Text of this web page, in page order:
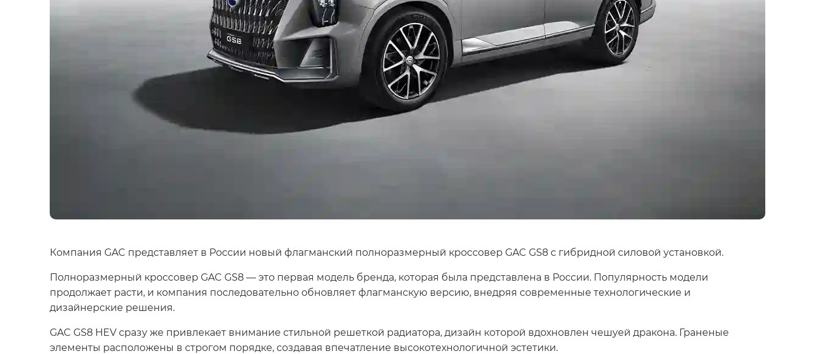
Компания GAC представляет в России новый флагманский полноразмерный кроссовер GAC GS8 с гибридной силовой установкой.
Полноразмерный кроссовер GAC GS8 — это первая модель бренда, которая была представлена в России. Популярность модели
продолжает расти, и компания последовательно обновляет флагманскую версию, внедряя современные технологические и
дизайнерские решения.
GAC GS8 HEV сразу же привлекает внимание стильной решеткой радиатора, дизайн которой вдохновлен чешуей дракона. Граненые
элементы расположены в строгом порядке, создавая впечатление высокотехнологичной эстетики.